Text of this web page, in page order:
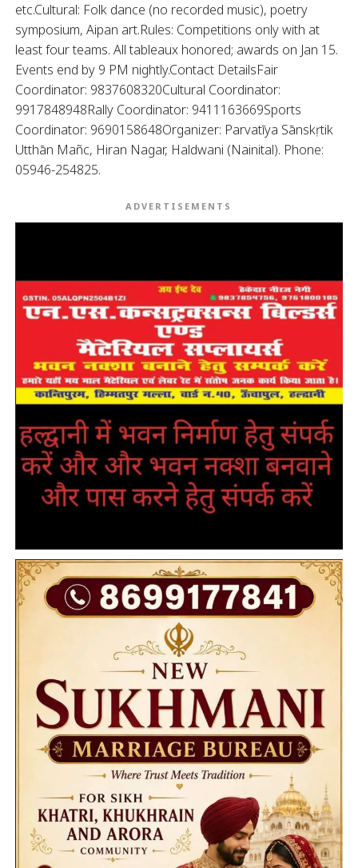
etc.Cultural: Folk dance (no recorded music), poetry
symposium, Aipan art.Rules: Competitions only with at
least four teams. All tableaux honored; awards on Jan 15.
Events end by 9 PM nightly.Contact DetailsFair
Coordinator: 9837608320Cultural Coordinator:
9917848948Rally Coordinator: 9411163669Sports
Coordinator: 9690158648Organizer: Parvatīya Sānskṛtik
Utthān Mañc, Hiran Nagar, Haldwani (Nainital). Phone:
05946-254825.
ADVERTISEMENTS